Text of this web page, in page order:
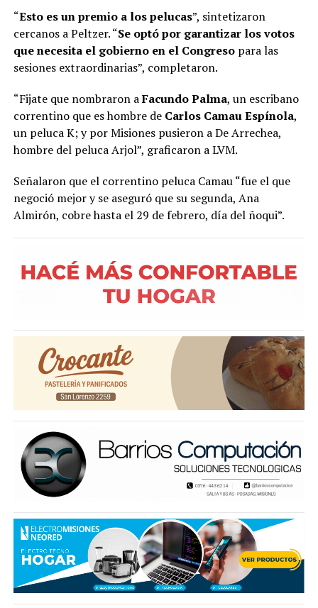
“Esto es un premio a los pelucas”, sintetizaron
cercanos a Peltzer. “Se optó por garantizar los votos
que necesita el gobierno en el Congresopara las
sesiones extraordinarias”, completaron.
“Fijate que nombraron aFacundo Palma, un escribano
correntino que es hombre de Carlos Camau Espínola,
un peluca K; y por Misiones pusieron a De Arrechea,
hombre del peluca Arjol”, graficaron a LVM.
Señalaron que el correntino peluca Camau “fue el que
negoció mejor y se aseguró que su segunda, Ana
Almirón, cobre hasta el 29 de febrero, día del ñoqui”.